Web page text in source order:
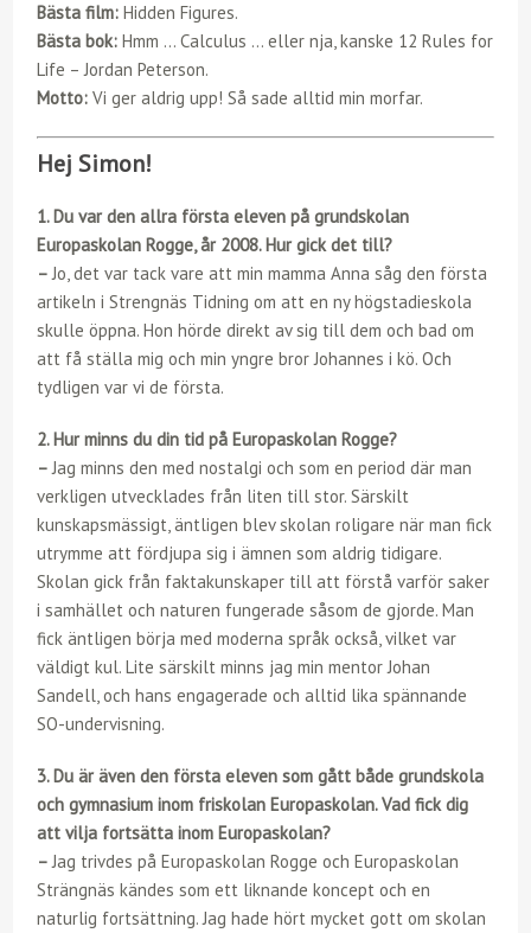
Bästa film: Hidden Figures.
Bästa bok:Hmm … Calculus … eller nja, kanske 12 Rules for
Life – Jordan Peterson.
Motto:Vi ger aldrig upp! Så sade alltid min morfar.
Hej Simon!
1. Du var den allra första eleven på grundskolan
Europaskolan Rogge, år 2008. Hur gick det till?
–Jo, det var tack vare att min mamma Anna såg den första
artikeln i Strengnäs Tidning om att en ny högstadieskola
skulle öppna. Hon hörde direkt av sig till dem och bad om
att få ställa mig och min yngre bror Johannes i kö. Och
tydligen var vi de första.
2. Hur minns du din tid på Europaskolan Rogge?
–Jag minns den med nostalgi och som en period där man
verkligen utvecklades från liten till stor. Särskilt
kunskapsmässigt, äntligen blev skolan roligare när man fick
utrymme att fördjupa sig i ämnen som aldrig tidigare.
Skolan gick från faktakunskaper till att förstå varför saker
i samhället och naturen fungerade såsom de gjorde. Man
fick äntligen börja med moderna språk också, vilket var
väldigt kul. Lite särskilt minns jag min mentor Johan
Sandell, och hans engagerade och alltid lika spännande
SO-undervisning.
3. Du är även den första eleven som gått både grundskola
och gymnasium inom friskolan Europaskolan. Vad fick dig
att vilja fortsätta inom Europaskolan?
–Jag trivdes på Europaskolan Rogge och Europaskolan
Strängnäs kändes som ett liknande koncept och en
naturlig fortsättning. Jag hade hört mycket gott om skolan